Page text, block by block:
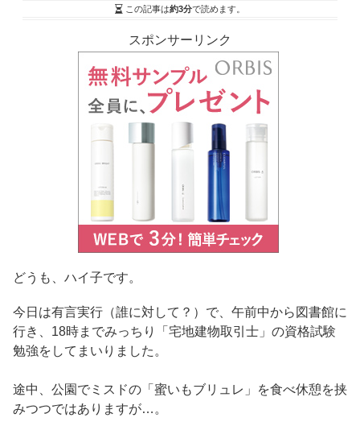
この記事は約3分で読めます。
スポンサーリンク
どうも、ハイ子です。
今日は有言実行（誰に対して？）で、午前中から図書館に
行き、18時までみっちり「宅地建物取引士」の資格試験
勉強をしてまいりました。
途中、公園でミスドの「蜜いもブリュレ」を食べ休憩を挟
みつつではありますが…。